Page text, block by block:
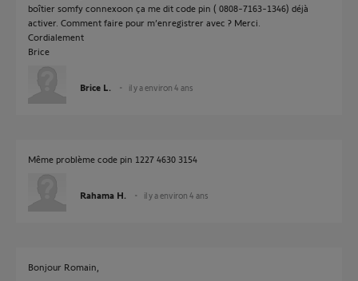
boîtier somfy connexoon ça me dit code pin ( 0808-7163-1346) déjà
activer. Comment faire pour m’enregistrer avec ? Merci.
Cordialement
Brice
Brice L. il y a environ 4 ans
Même problème code pin 1227 4630 3154
Rahama H. il y a environ 4 ans
Bonjour Romain,